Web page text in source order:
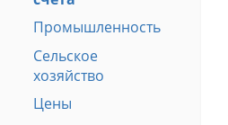
Промышленность
Сельское
хозяйство
Цены